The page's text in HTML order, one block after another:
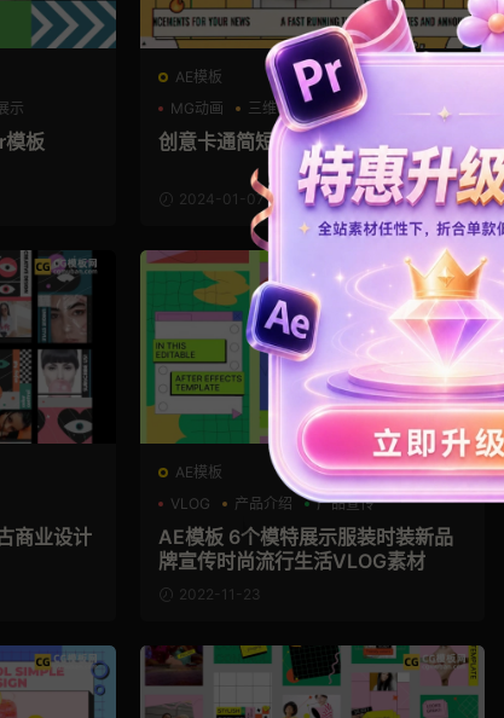
示
模板
AE模板
MG动画
三维 创意
创意卡通简短介绍开场视频ae模板
2024-01-07
商业设计
AE模板
VLOG
产品介绍 产品宣传
AE模板 6个模特展示服装时装新品
牌宣传时尚流行生活VLOG素材
2022-11-23